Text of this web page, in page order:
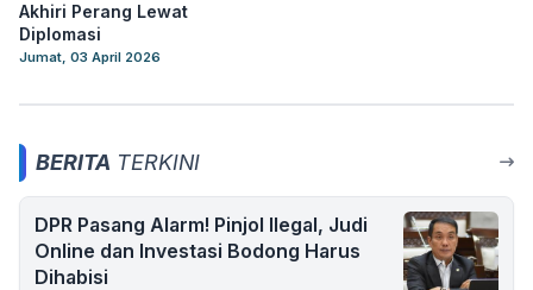
Akhiri Perang Lewat
Diplomasi
Jumat, 03 April 2026
BERITA TERKINI
DPR Pasang Alarm! Pinjol Ilegal, Judi
Online dan Investasi Bodong Harus
Dihabisi